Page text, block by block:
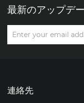
最新のアップデ
連絡先